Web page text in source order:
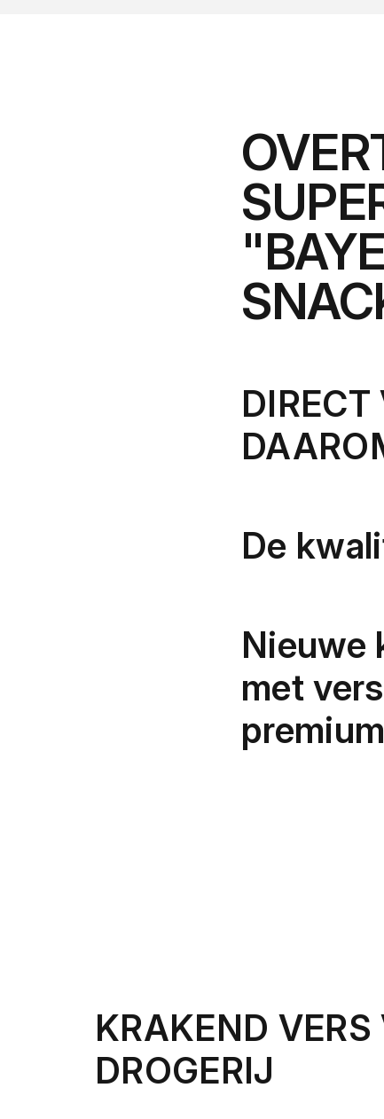
DIRECT
De
Nieuwe
met
KRAKEND VERS
DROGERIJ